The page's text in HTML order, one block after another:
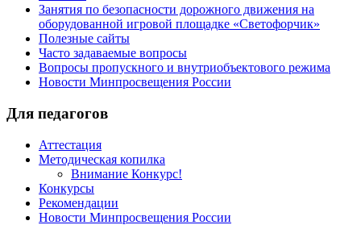
Занятия по безопасности дорожного движения на
оборудованной игровой площадке «Светофорчик»
Полезные сайты
Часто задаваемые вопросы
Вопросы пропускного и внутриобъектового режима
Новости Минпросвещения России
Для педагогов
Аттестация
Методическая копилка
Внимание Конкурс!
Конкурсы
Рекомендации
Новости Минпросвещения России